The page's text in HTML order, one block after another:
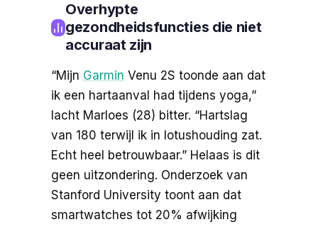
Overhypte
gezondheidsfuncties die niet
accuraat zijn
“Mijn Garmin Venu 2S toonde aan dat
ik een hartaanval had tijdens yoga,”
lacht Marloes (28) bitter. “Hartslag
van 180 terwijl ik in lotushouding zat.
Echt heel betrouwbaar.” Helaas is dit
geen uitzondering. Onderzoek van
Stanford University toont aan dat
smartwatches tot 20% afwijking